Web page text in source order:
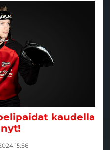
kaudella
15:56